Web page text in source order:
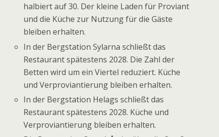
halbiert auf 30. Der kleine Laden für Proviant
und die Küche zur Nutzung für die Gäste
bleiben erhalten.
In der Bergstation Sylarna schließt das
Restaurant spätestens 2028. Die Zahl der
Betten wird um ein Viertel reduziert. Küche
und Verproviantierung bleiben erhalten.
In der Bergstation Helags schließt das
Restaurant spätestens 2028. Küche und
Verproviantierung bleiben erhalten.